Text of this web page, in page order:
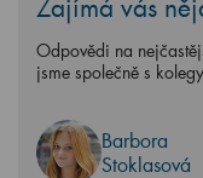
Zajímá vás
Odpovědi na
jsme společně s
Barbora
Stoklasová